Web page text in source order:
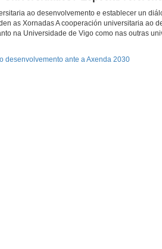
ao desenvolvemento e establecer un
as Xornadas A cooperación universitaria ao
na Universidade de Vigo como nas outras
desenvolvemento ante a Axenda 2030